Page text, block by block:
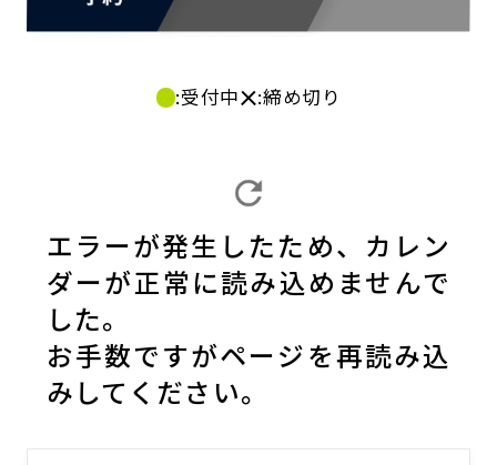
:受付中 :締め切り
エラーが発生したため、カレン
ダーが正常に読み込めませんで
した。
お手数ですがページを再読み込
みしてください。